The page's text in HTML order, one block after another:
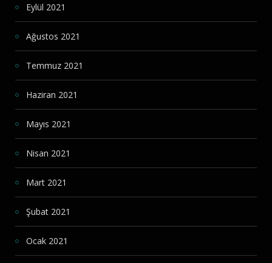
Eylül 2021
Ağustos 2021
Temmuz 2021
Haziran 2021
Mayıs 2021
Nisan 2021
Mart 2021
Şubat 2021
Ocak 2021